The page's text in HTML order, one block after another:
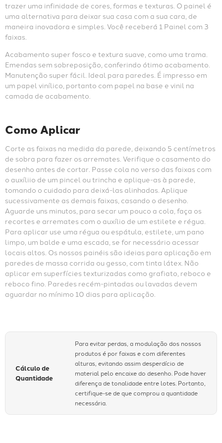
trazer uma infinidade de cores, formas e texturas. O painel é
uma alternativa para deixar sua casa com a sua cara, de
maneira inovadora e simples. Você receberá 1 Painel com 3
faixas.
Acabamento super fosco e textura suave, como uma trama.
Emendas sem sobreposição, conferindo ótimo acabamento.
Manutenção super fácil. Ideal para paredes. É impresso em
um papel vinílico, portanto com papel na base e vinil na
camada de acabamento.
Como Aplicar
Corte as faixas na medida da parede, deixando 5 centímetros
de sobra para fazer os arremates. Verifique o casamento do
desenho antes de cortar. Passe cola no verso das faixas com
o auxíliio de um pincel ou trincha e aplique-as à parede,
tomando o cuidado para deixá-las alinhadas. Aplique
sucessivamente as demais faixas, casando o desenho.
Aguarde uns minutos, para secar um pouco a cola, faça os
recortes e arremates com o auxílio de um estilete e régua.
Para aplicar use uma régua ou espátula, estilete, um pano
limpo, um balde e uma escada, se for necessário acessar
locais altos. Os nossos painéis são ideias para aplicação em
paredes de massa corrida ou gesso, com tinta látex. Não
aplicar em superfícies texturizadas como grafiato, reboco e
reboco fino. Paredes recém-pintadas ou lavadas devem
aguardar no mínimo 10 dias para aplicação.
Cálculo de
Quantidade
Para evitar perdas, a modulação dos nossos
produtos é por faixas e com diferentes
alturas, evitando assim desperdício de
material pelo encaixe do desenho. Pode haver
diferença de tonalidade entre lotes. Portanto,
certifique-se de que comprou a quantidade
necessária.